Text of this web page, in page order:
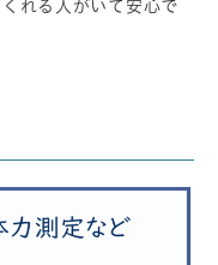
れる人がいて安心で